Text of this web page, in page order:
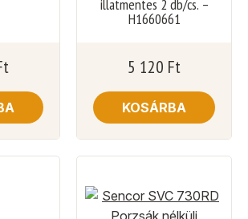
illatmentes 2 db/cs. –
H1660661
5 120 Ft
KOSÁRBA